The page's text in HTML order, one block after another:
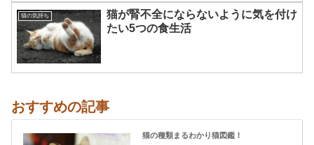
猫の気持ち
猫が腎不全にならないように気を付け
たい5つの食生活
おすすめの記事
猫の種類まるわかり猫図鑑！